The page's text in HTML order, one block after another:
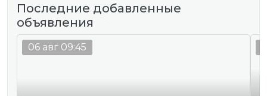
Последние добавленные
объявления
06 авг 09:45